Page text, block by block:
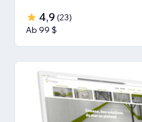
4,9 (23)
Ab 99 $